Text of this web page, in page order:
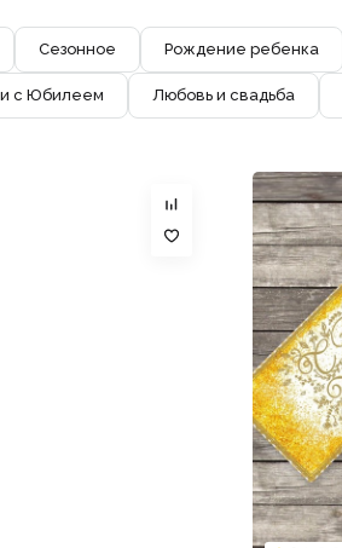
Сезонное Рождение ребенка
и с Юбилеем Любовь и свадьба